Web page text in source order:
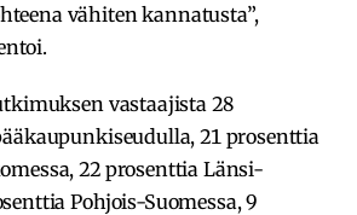
vähiten kannatusta”,
vastaajista 28
21 prosenttia
22 prosenttia Länsi-
Pohjois-Suomessa, 9